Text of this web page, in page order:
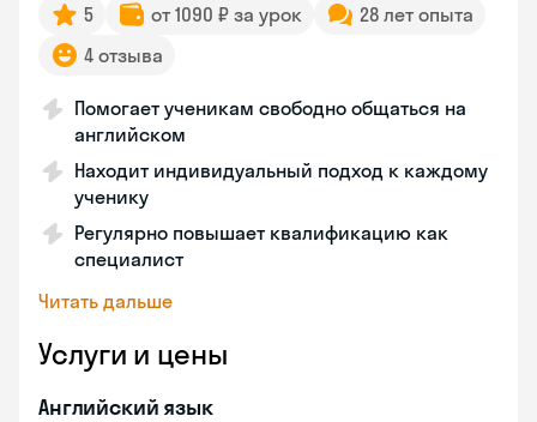
5 от 1090 ₽ за урок
28 лет опыта
4 отзыва
Помогает ученикам свободно общаться на
английском
Находит индивидуальный подход к каждому
ученику
Регулярно повышает квалификацию как
специалист
Читать дальше
Услуги и цены
Английский язык